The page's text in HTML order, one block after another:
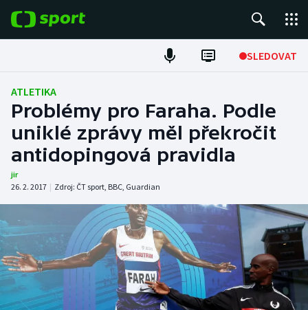
SLEDOVAT
Fotbal
Hokej
Tenis
Atletika
DALŠÍ SPORTY
Americký fotbal
NEPŘEHLÉDNĚTE
ATLETIKA
Problémy pro Faraha. Podle
uniklé zprávy měl překročit
antidopingová pravidla
jir
26. 2. 2017 | Zdroj: ČT sport, BBC, Guardian